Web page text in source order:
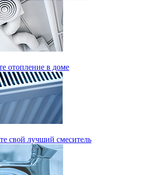
отопление в доме
свой лучший смеситель